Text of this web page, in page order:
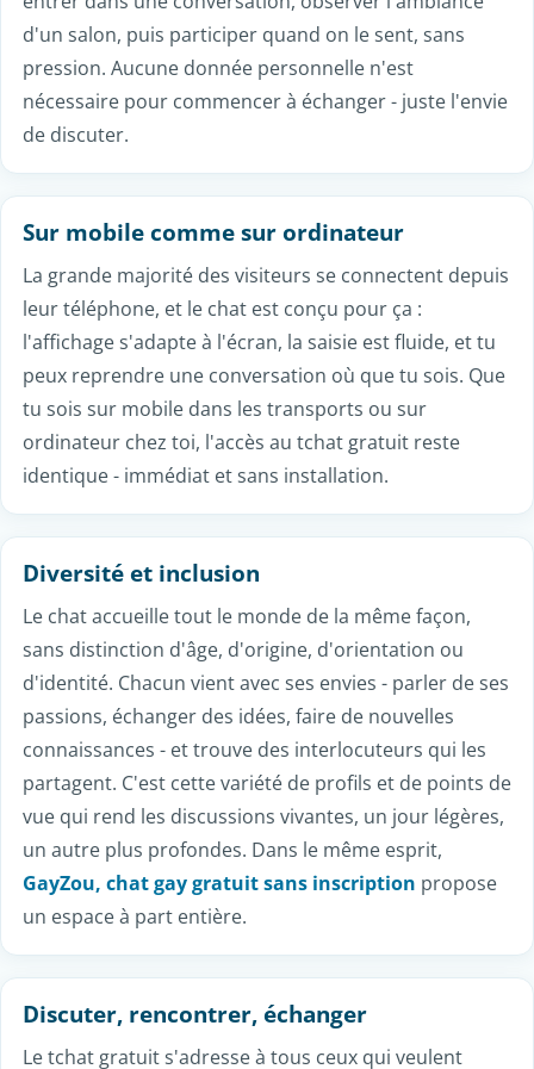
des personnes connectées avec qui échanger. Cette
disponibilité permanente fait la force d'un chat en
ligne : quand l'envie de parler arrive, le salon est
ouvert. Que tu cherches à meubler un moment de
tête, le chat gratuit répond présent, sans rendez-vous
Discuter en toute simplicité, sous pseudo
Le pseudo est au cœur de l'expérience d'un tchat : il te
laisse discuter librement sans dévoiler ton identité
réelle. Tu choisis comment te présenter, ce que tu
partages, et à quel rythme. Cet anonymat met à l'aise,
entrer dans une conversation, observer l'ambiance
pression. Aucune donnée personnelle n'est
nécessaire pour commencer à échanger - juste l'envie
de discuter.
Sur mobile comme sur ordinateur
La grande majorité des visiteurs se connectent depuis
leur téléphone, et le chat est conçu pour ça :
l'affichage s'adapte à l'écran, la saisie est fluide, et tu
peux reprendre une conversation où que tu sois. Que
ordinateur chez toi, l'accès au tchat gratuit reste
identique - immédiat et sans installation.